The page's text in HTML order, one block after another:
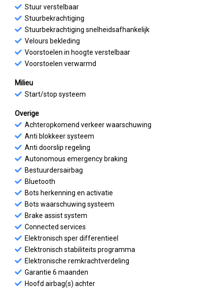
Stuur verstelbaar
Stuurbekrachtiging
Stuurbekrachtiging snelheidsafhankelijk
Velours bekleding
Voorstoelen in hoogte verstelbaar
Voorstoelen verwarmd
Milieu
Start/stop systeem
Overige
Achteropkomend verkeer waarschuwing
Anti blokkeer systeem
Anti doorslip regeling
Autonomous emergency braking
Bestuurdersairbag
Bluetooth
Bots herkenning en activatie
Bots waarschuwing systeem
Brake assist system
Connected services
Elektronisch sper differentieel
Elektronisch stabiliteits programma
Elektronische remkrachtverdeling
Garantie 6 maanden
Hoofd airbag(s) achter